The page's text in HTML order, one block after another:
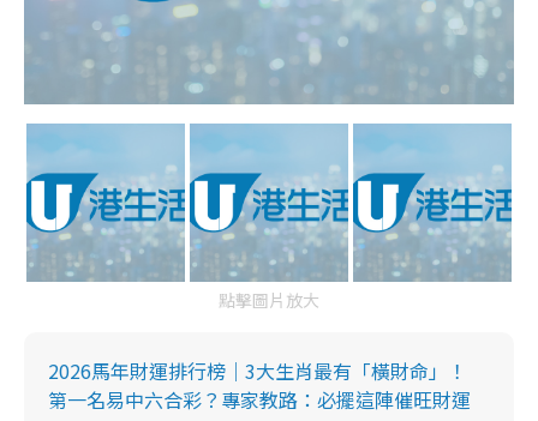
點擊圖片放大
2026馬年財運排行榜｜3大生肖最有「橫財命」！
第一名易中六合彩？專家教路：必擺這陣催旺財運